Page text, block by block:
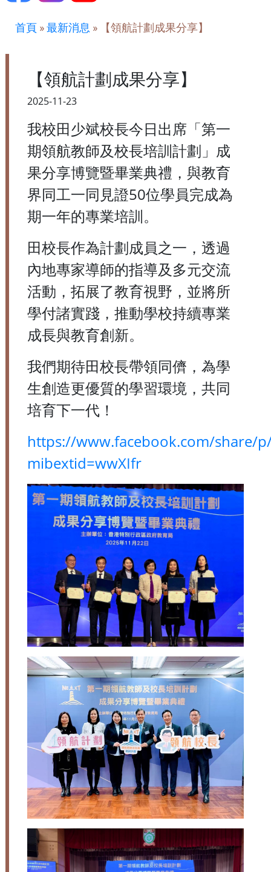
首頁 »最新消息 » 【領航計劃成果分享】
【領航計劃成果分享】
2025-11-23
我校田少斌校長今日出席「第一
期領航教師及校長培訓計劃」成
果分享博覽暨畢業典禮，與教育
界同工一同見證50位學員完成為
期一年的專業培訓。
田校長作為計劃成員之一，透過
內地專家導師的指導及多元交流
活動，拓展了教育視野，並將所
學付諸實踐，推動學校持續專業
成長與教育創新。
我們期待田校長帶領同儕，為學
生創造更優質的學習環境，共同
培育下一代！
https://www.facebook.com/share/p/
mibextid=wwXIfr